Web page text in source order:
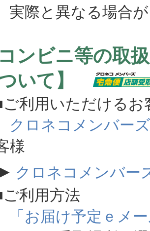
際と異なる場合が
コンビニ等の取
いて】
利用いただけるお
クロネコメンバーズ
様
クロネコメンバー
利用方法
「お届け予定ｅメ